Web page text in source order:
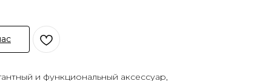
и функциональный аксессуар,